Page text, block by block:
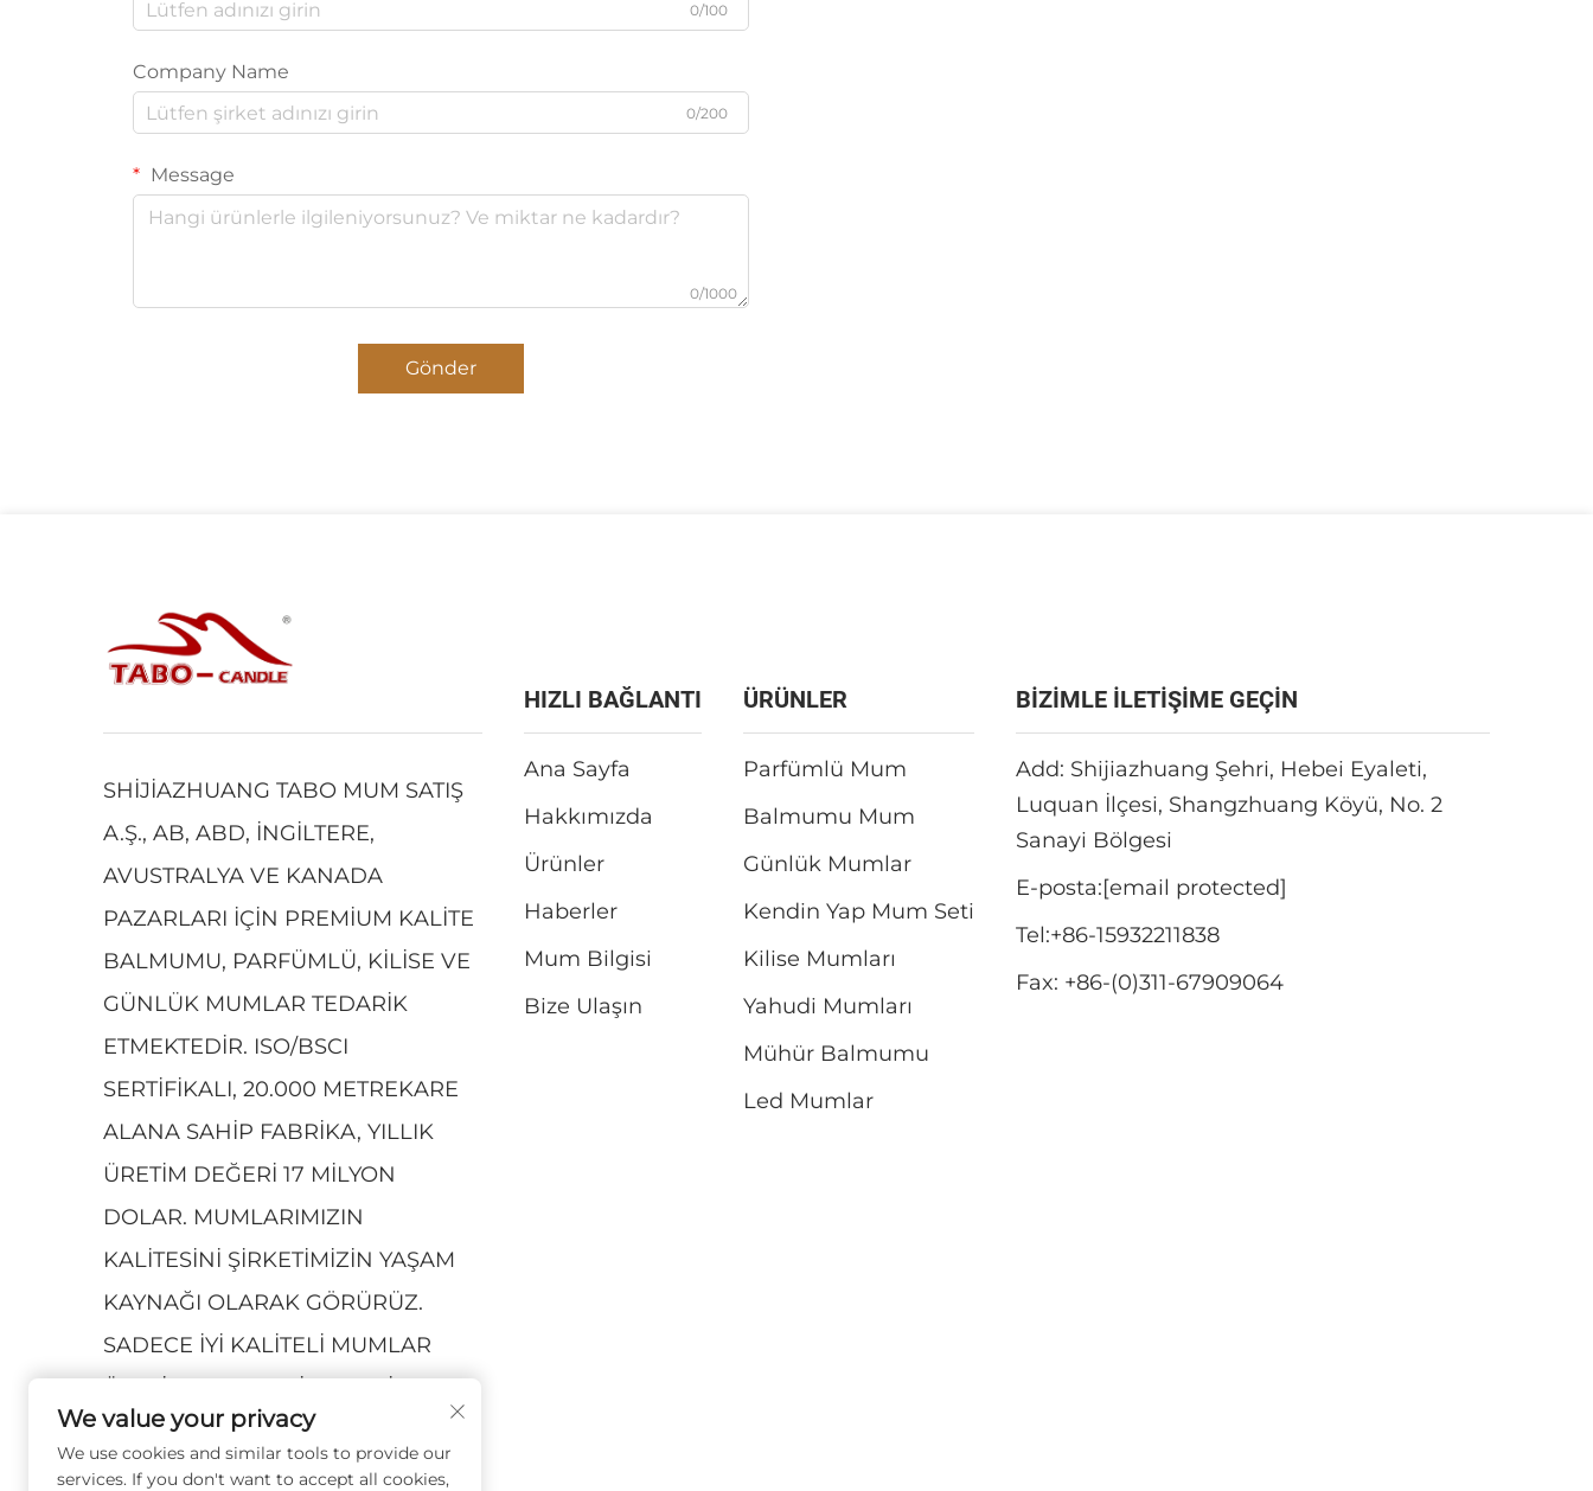
0/100
Company Name
0/200
Message
0/1000
Gönder
SHIJIAZHUANG TABO MUM SATIŞ
A.Ş., AB, ABD, İNGILTERE,
AVUSTRALYA VE KANADA
PAZARLARI IÇIN PREMIUM KALITE
BALMUMU, PARFÜMLÜ, KILISE VE
GÜNLÜK MUMLAR TEDARIK
ETMEKTEDIR. ISO/BSCI
SERTIFIKALI, 20.000 METREKARE
ALANA SAHIP FABRIKA, YILLIK
ÜRETIM DEĞERI 17 MILYON
DOLAR. MUMLARIMIZIN
KALITESINI ŞIRKETIMIZIN YAŞAM
KAYNAĞI OLARAK GÖRÜRÜZ.
SADECE IYI KALITELI MUMLAR
HIZLI BAĞLANTI
Ana Sayfa
Hakkımızda
Ürünler
Haberler
Mum Bilgisi
Bize Ulaşın
ÜRÜNLER
Parfümlü Mum
Balmumu Mum
Günlük Mumlar
Kendin Yap Mum Seti
Kilise Mumları
Yahudi Mumları
Mühür Balmumu
Led Mumlar
BİZİMLE İLETİŞİME GEÇİN
Add: Shijiazhuang Şehri, Hebei Eyaleti,
Luquan İlçesi, Shangzhuang Köyü, No. 2
Sanayi Bölgesi
E-posta:[email protected]
Tel:+86-15932211838
Fax: +86-(0)311-67909064
We value your privacy
We use cookies and similar tools to provide our
services. If you don't want to accept all cookies,